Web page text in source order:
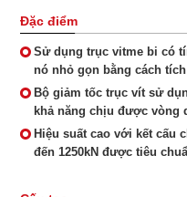
Đặc điểm
Sử dụng trục vitme bi có
nó nhỏ gọn bằng cách
Bộ giảm tốc trục vít sử
khả năng chịu được vòng
Hiệu suất cao với kết cấu
đến 1250kN được tiêu